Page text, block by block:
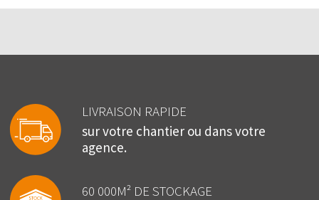
LIVRAISON RAPIDE
sur votre chantier ou dans votre
agence.
60 000M² DE STOCKAGE